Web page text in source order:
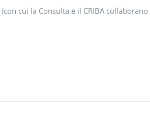
cui la Consulta e il CRIBA